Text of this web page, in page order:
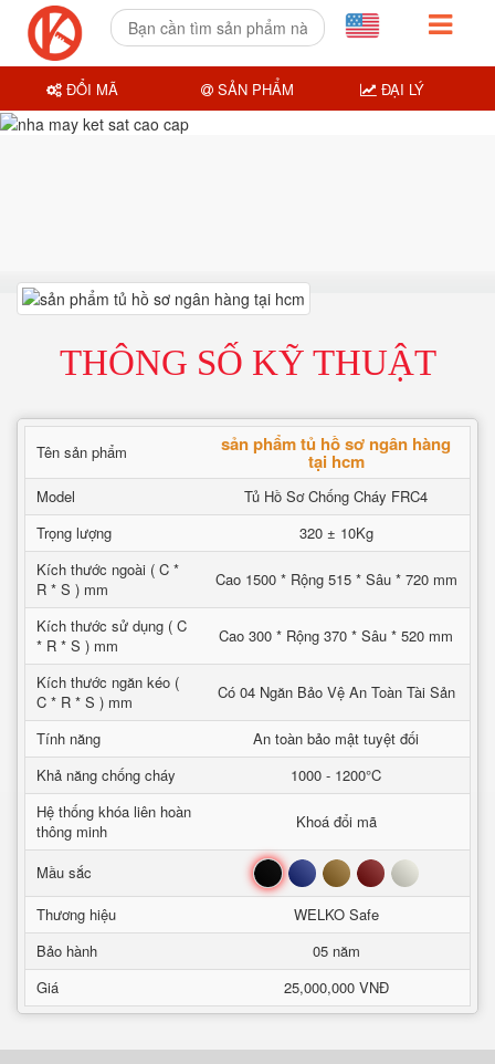
THÔNG SỐ KỸ THUẬT
Tên sản phẩm sản phẩm tủ hồ sơ ngân hàng
tại hcm
Model
Tủ Hồ Sơ Chống Cháy FRC4
Trọng lượng
320 ± 10Kg
Kích thước ngoài ( C *
R * S ) mm
Cao 1500 * Rộng 515 * Sâu * 720 mm
Kích thước sử dụng ( C
* R * S ) mm
Cao 300 * Rộng 370 * Sâu * 520 mm
Kích thước ngăn kéo (
C * R * S ) mm
Có 04 Ngăn Bảo Vệ An Toàn Tài Sản
Tính năng
An toàn bảo mật tuyệt đối
Khả năng chống cháy
1000 - 1200°C
Hệ thống khóa liên hoàn
thông minh
Khoá đổi mã
Mầu sắc Đen Xanh Nâu Đỏ Trắng
Thương hiệu
WELKO Safe
Bảo hành
05 năm
Giá
25,000,000 VNĐ
ĐỔI MÃ SẢN PHẨM ĐẠI LÝ